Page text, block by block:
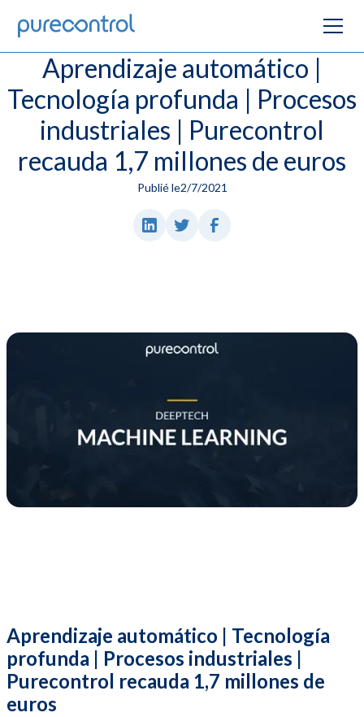
Aprendizaje automático |
Tecnología profunda | Procesos
industriales | Purecontrol
recauda 1,7 millones de euros
Publié le2/7/2021
Aprendizaje automático | Tecnología
profunda | Procesos industriales |
Purecontrol recauda 1,7 millones de
euros